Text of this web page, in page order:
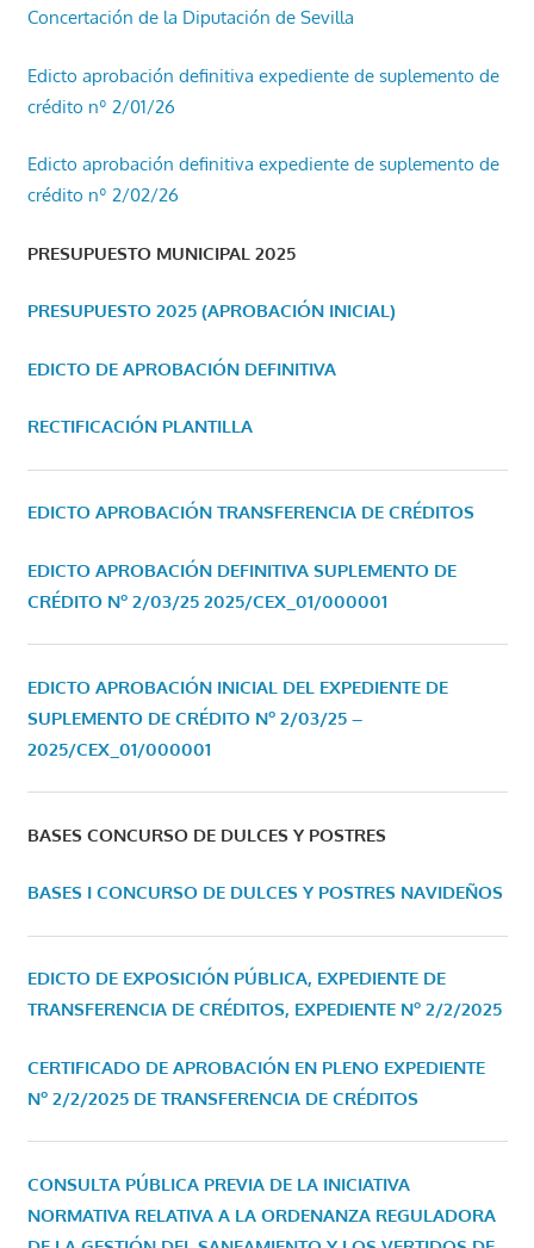
Concertación de la Diputación de Sevilla
Edicto aprobación definitiva expediente de suplemento de
crédito nº 2/01/26
Edicto aprobación definitiva expediente de suplemento de
crédito nº 2/02/26
PRESUPUESTO MUNICIPAL 2025
PRESUPUESTO 2025 (APROBACIÓN INICIAL)
EDICTO DE APROBACIÓN DEFINITIVA
RECTIFICACIÓN PLANTILLA
EDICTO APROBACIÓN TRANSFERENCIA DE CRÉDITOS
EDICTO APROBACIÓN DEFINITIVA SUPLEMENTO DE
CRÉDITO Nº 2/03/25 2025/CEX_01/000001
EDICTO APROBACIÓN INICIAL DEL EXPEDIENTE DE
SUPLEMENTO DE CRÉDITO Nº 2/03/25 –
2025/CEX_01/000001
BASES CONCURSO DE DULCES Y POSTRES
BASES I CONCURSO DE DULCES Y POSTRES NAVIDEÑOS
EDICTO DE EXPOSICIÓN PÚBLICA, EXPEDIENTE DE
TRANSFERENCIA DE CRÉDITOS, EXPEDIENTE Nº 2/2/2025
CERTIFICADO DE APROBACIÓN EN PLENO EXPEDIENTE
Nº 2/2/2025 DE TRANSFERENCIA DE CRÉDITOS
CONSULTA PÚBLICA PREVIA DE LA INICIATIVA
NORMATIVA RELATIVA A LA ORDENANZA REGULADORA